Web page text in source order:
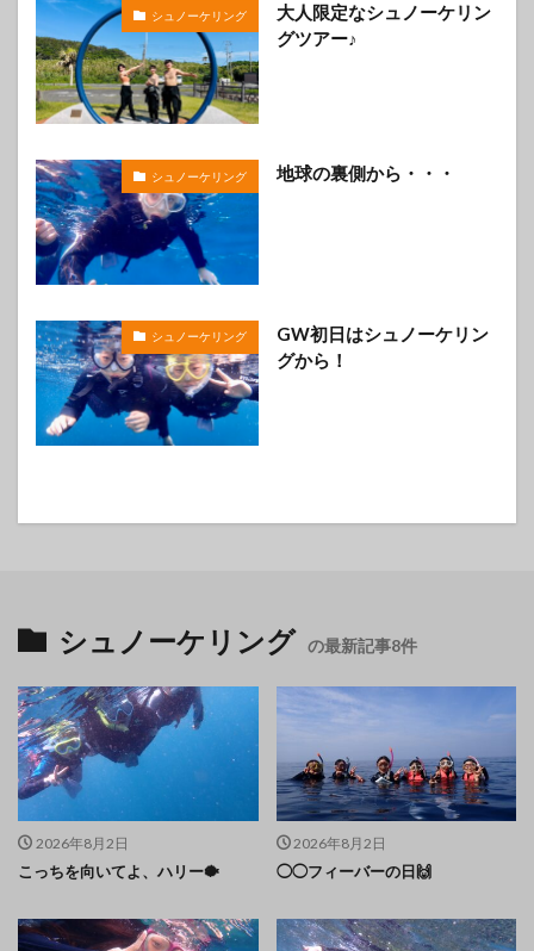
シュノーケリング
大人限定なシュノーケリン
グツアー♪
シュノーケリング 地球の裏側から・・・
シュノーケリング
GW初日はシュノーケリン
グから！
シュノーケリング の最新記事8件
2026年8月2日
こっちを向いてよ、ハリー🐡
2026年8月2日
◯◯フィーバーの日🙌